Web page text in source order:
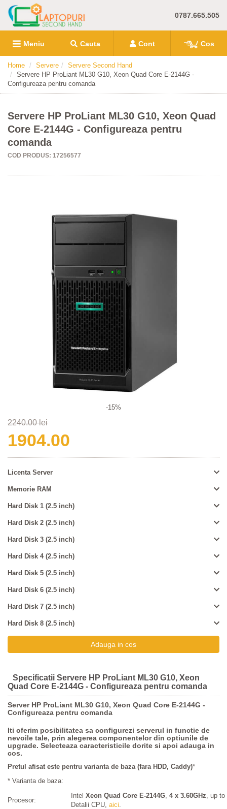
0787.665.505
Meniu Cauta Cont Cos
Home Servere
Servere Second Hand
Servere HP ProLiant ML30 G10, Xeon Quad Core E-2144G -
Configureaza pentru comanda
Servere HP ProLiant ML30 G10, Xeon Quad
Core E-2144G - Configureaza pentru
comanda
COD PRODUS: 17256577
-15%
2240.00 lei
1904.00
Licenta Server
Memorie RAM
Hard Disk 1 (2.5 inch)
Hard Disk 2 (2.5 inch)
Hard Disk 3 (2.5 inch)
Hard Disk 4 (2.5 inch)
Hard Disk 5 (2.5 inch)
Hard Disk 6 (2.5 inch)
Hard Disk 7 (2.5 inch)
Hard Disk 8 (2.5 inch)
Specificatii Servere HP ProLiant ML30 G10, Xeon
Quad Core E-2144G - Configureaza pentru comanda
Server HP ProLiant ML30 G10, Xeon Quad Core E-2144G -
Configureaza pentru comanda
Iti oferim posibilitatea sa configurezi serverul in functie de
nevoile tale, prin alegerea componentelor din optiunile de
upgrade. Selecteaza caracteristicile dorite si apoi adauga in
cos.
Pretul afisat este pentru varianta de baza (fara HDD, Caddy)*
* Varianta de baza:
Procesor:
Intel Xeon Quad Core E-2144G, 4 x 3.60GHz, up to
Detalii CPU, aici.